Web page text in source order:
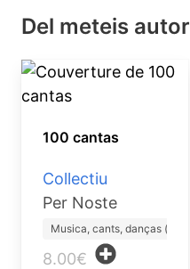
Del meteis autor
100 cantas
Collectiu
Per Noste
Musica, cants, danças (lib…
8.00€